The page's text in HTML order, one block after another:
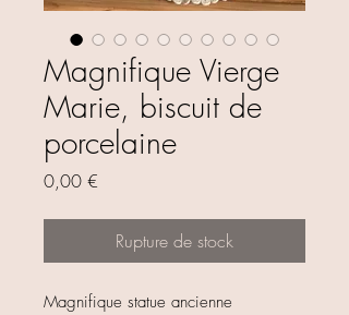
Magnifique Vierge
Marie, biscuit de
porcelaine
0,00 €
Rupture de stock
Magnifique statue ancienne